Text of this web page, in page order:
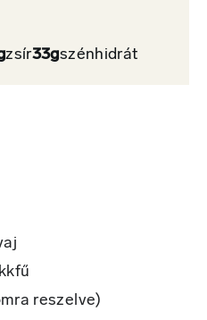
zsír33gszénhidrát
reszelve)